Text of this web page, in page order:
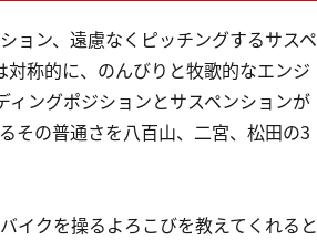
ョン、遠慮なくピッチングするサスペ
称的に、のんびりと牧歌的なエンジ
ングポジションとサスペンションが
その普通さを八百山、二宮、松田の3
イクを操るよろこびを教えてくれると